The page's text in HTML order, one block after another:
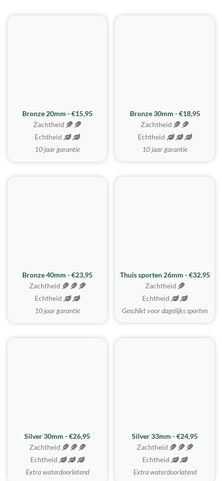
Bronze 20mm - €15,95
Zachtheid
Echtheid
10 jaar garantie
BESTE KOOP
Bronze 30mm - €18,95
Zachtheid
Echtheid
10 jaar garantie
Bronze 40mm - €23,95
Zachtheid
Echtheid
10 jaar garantie
Thuis sporten 26mm - €32,95
Zachtheid
Echtheid
Geschikt voor dagelijks sporten
Silver 30mm - €26,95
Zachtheid
Echtheid
Extra waterdoorlatend
Silver 33mm - €24,95
Zachtheid
Echtheid
Extra waterdoorlatend